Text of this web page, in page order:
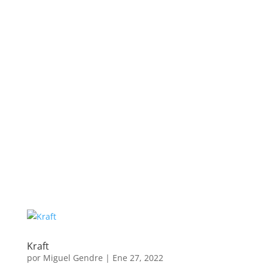
Kraft
por Miguel Gendre | Ene 27, 2022